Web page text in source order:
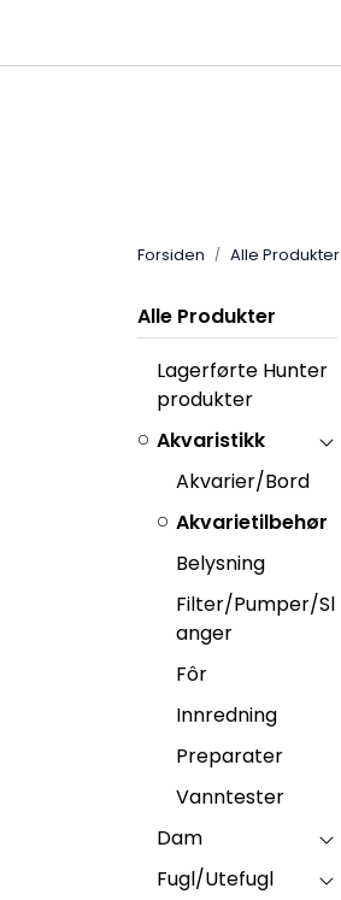
Forsiden Alle Produkter
Alle Produkter
Lagerførte Hunter
produkter
Akvaristikk
Akvarier/Bord
Akvarietilbehør
Belysning
Filter/Pumper/Sl
anger
Fôr
Innredning
Preparater
Vanntester
Dam
Fugl/Utefugl